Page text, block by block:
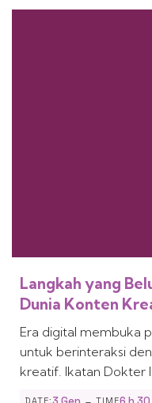
Langkah yang
Dunia Konten
Era digital membuka
untuk berinteraksi
kreatif. Ikatan Dokter
DATE: TIME